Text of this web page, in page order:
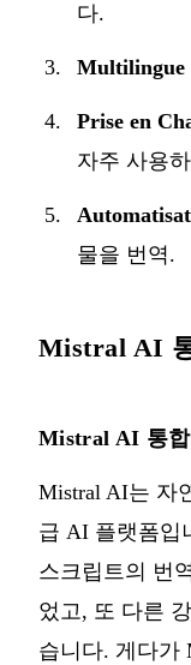
다.
Multilingue
Prise en
자주 사용
물을 번역.
Mistral AI
Mistral AI 통합
Mistral AI는 자
급 AI 플랫폼입
스크립트의 번
었고, 또 다른
습니다. 게다가